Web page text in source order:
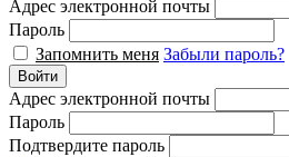
Адрес электронной почты
Пароль
Запомнить меня Забыли пароль?
Войти
Адрес электронной почты
Пароль
Подтвердите пароль